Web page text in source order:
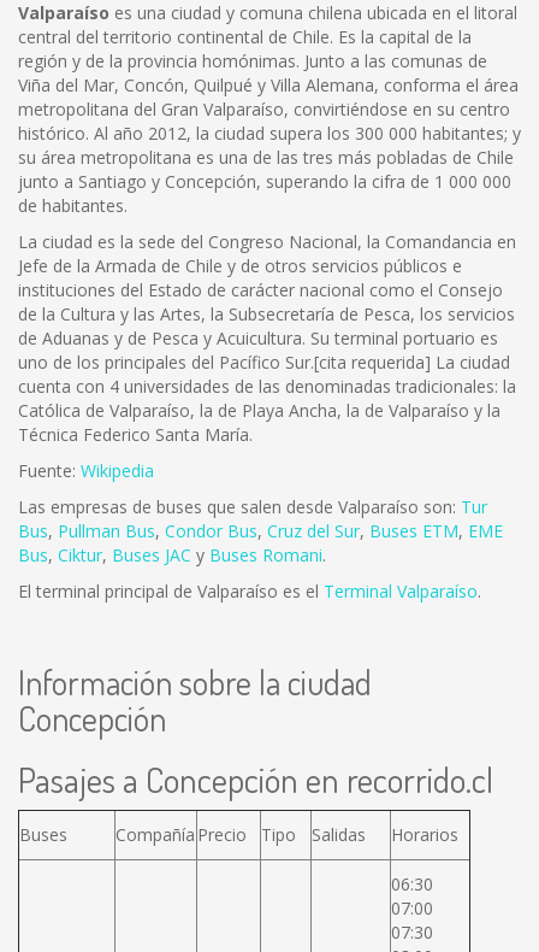
Valparaíso es una ciudad y comuna chilena ubicada en el litoral
central del territorio continental de Chile. Es la capital de la
región y de la provincia homónimas. Junto a las comunas de
Viña del Mar, Concón, Quilpué y Villa Alemana, conforma el área
metropolitana del Gran Valparaíso, convirtiéndose en su centro
histórico. Al año 2012, la ciudad supera los 300 000 habitantes; y
su área metropolitana es una de las tres más pobladas de Chile
junto a Santiago y Concepción, superando la cifra de 1 000 000
de habitantes.
La ciudad es la sede del Congreso Nacional, la Comandancia en
Jefe de la Armada de Chile y de otros servicios públicos e
instituciones del Estado de carácter nacional como el Consejo
de la Cultura y las Artes, la Subsecretaría de Pesca, los servicios
de Aduanas y de Pesca y Acuicultura. Su terminal portuario es
uno de los principales del Pacífico Sur.[cita requerida] La ciudad
cuenta con 4 universidades de las denominadas tradicionales: la
Católica de Valparaíso, la de Playa Ancha, la de Valparaíso y la
Técnica Federico Santa María.
Fuente: Wikipedia
Las empresas de buses que salen desde Valparaíso son: Tur
Bus, Pullman Bus, Condor Bus, Cruz del Sur, Buses ETM, EME
Bus, Ciktur, Buses JAC y Buses Romani.
El terminal principal de Valparaíso es el Terminal Valparaíso.
Información sobre la ciudad
Concepción
Pasajes a Concepción en recorrido.cl
Buses Compañía Precio Tipo Salidas Horarios
06:30
07:00
07:30